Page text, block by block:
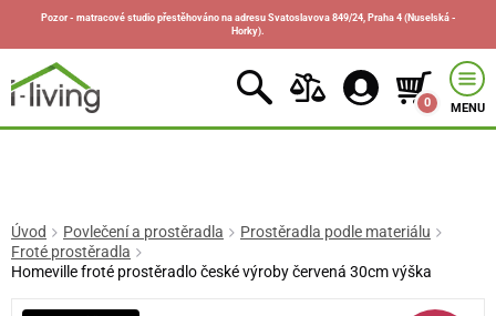
Pozor - matracové studio přestěhováno na adresu Svatoslavova 849/24, Praha 4 (Nuselská -
Horky).
0 MENU
Úvod Povlečení a prostěradla
Prostěradla podle materiálu
Froté prostěradla
Homeville froté prostěradlo české výroby červená 30cm výška